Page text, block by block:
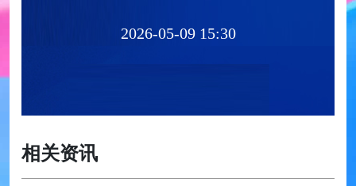
2026-05-09 15:30
相关资讯